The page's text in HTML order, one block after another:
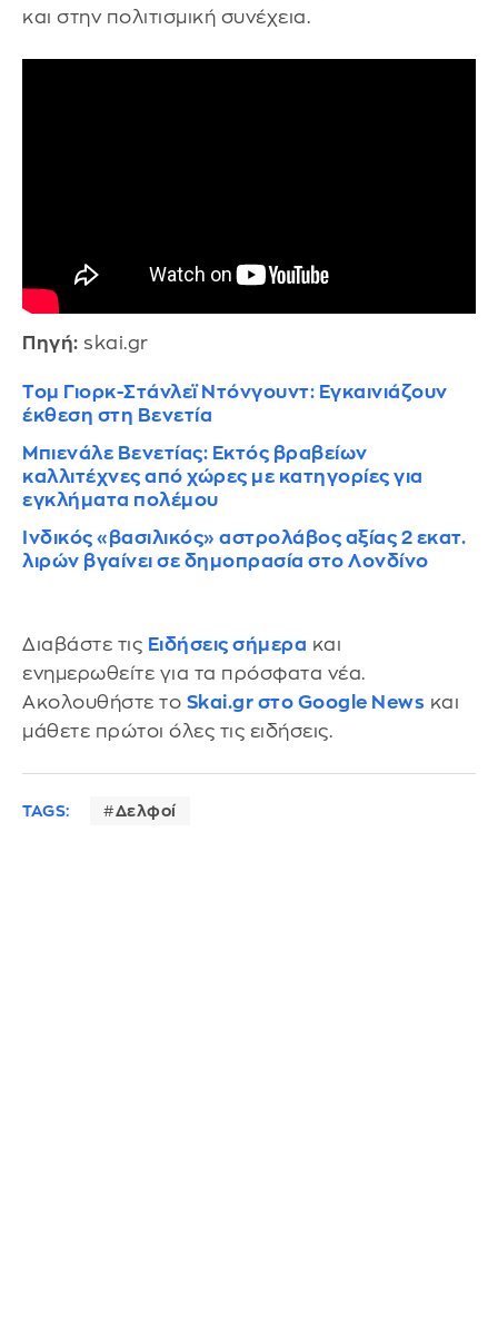
και στην πολιτισμική συνέχεια.
Πηγή: skai.gr
Τομ Γιορκ-Στάνλεϊ Ντόνγουντ: Εγκαινιάζουν
έκθεση στη Βενετία
Μπιενάλε Βενετίας: Εκτός βραβείων
καλλιτέχνες από χώρες με κατηγορίες για
εγκλήματα πολέμου
Ινδικός «βασιλικός» αστρολάβος αξίας 2 εκατ.
λιρών βγαίνει σε δημοπρασία στο Λονδίνο
Διαβάστε τις Ειδήσεις σήμερα και
ενημερωθείτε για τα πρόσφατα νέα.
Ακολουθήστε το Skai.gr στο Google News και
μάθετε πρώτοι όλες τις ειδήσεις.
TAGS: Δελφοί